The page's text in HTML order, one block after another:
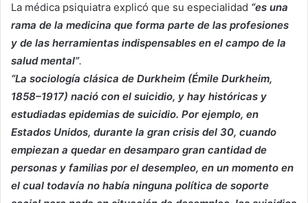
La médica psiquiatra explicó que su especialidad “es una
rama de la medicina que forma parte de las profesiones
y de las herramientas indispensables en el campo de la
salud mental”.
“La sociología clásica de Durkheim (Émile Durkheim,
1858–1917) nació con el suicidio, y hay históricas y
estudiadas epidemias de suicidio. Por ejemplo, en
Estados Unidos, durante la gran crisis del 30, cuando
empiezan a quedar en desamparo gran cantidad de
personas y familias por el desempleo, en un momento en
el cual todavía no había ninguna política de soporte